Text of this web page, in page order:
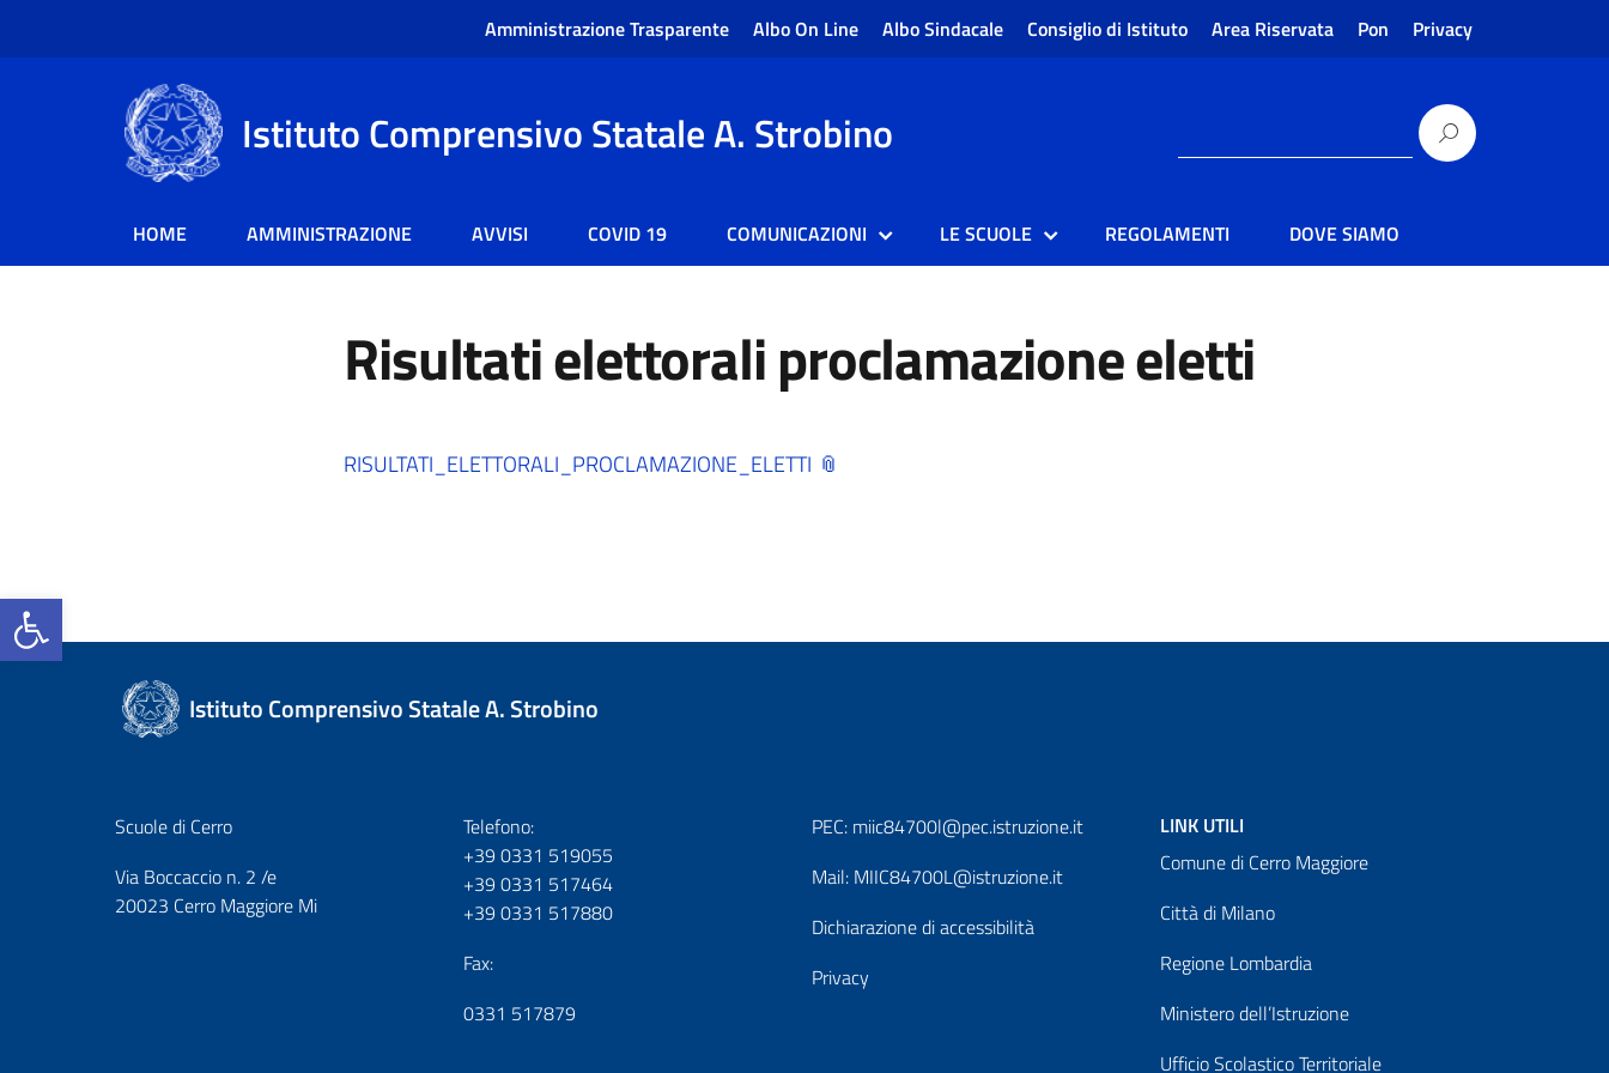
Open toolbar
Amministrazione Trasparente Albo On Line Albo Sindacale Consiglio di Istituto Area Riservata Pon Privacy
Istituto Comprensivo Statale A. Strobino
HOME AMMINISTRAZIONE AVVISI COVID 19 COMUNICAZIONI LE SCUOLE REGOLAMENTI DOVE SIAMO
Risultati elettorali proclamazione eletti
RISULTATI_ELETTORALI_PROCLAMAZIONE_ELETTI
Istituto Comprensivo Statale A. Strobino
Scuole di Cerro
Via Boccaccio n. 2 /e
20023 Cerro Maggiore Mi
Telefono:
+39 0331 519055
+39 0331 517464
+39 0331 517880
Fax:
0331 517879
PEC: miic84700l@pec.istruzione.it
Mail: MIIC84700L@istruzione.it
Dichiarazione di accessibilità
Privacy
LINK UTILI
Comune di Cerro Maggiore
Città di Milano
Regione Lombardia
Ministero dell’Istruzione
Ufficio Scolastico Territoriale